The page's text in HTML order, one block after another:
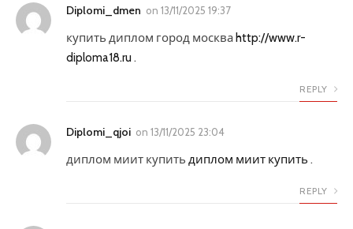
Diplomi_dmen on 13/11/2025 19:37
купить диплом город москва http://www.r-
diploma18.ru .
REPLY
Diplomi_qjoi on 13/11/2025 23:04
диплом миит купить диплом миит купить .
REPLY